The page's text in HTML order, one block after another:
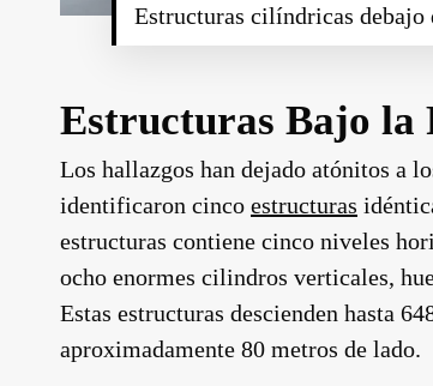
Estructuras cilíndricas
Estructuras Bajo la
Los hallazgos han dejado atónitos a
identificaron cinco estructuras
estructuras contiene cinco niveles
ocho enormes cilindros verticales,
Estas estructuras descienden hasta
aproximadamente 80 metros de lado.